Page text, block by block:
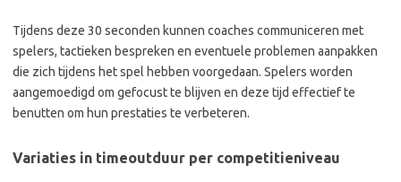
Tijdens deze 30 seconden kunnen coaches communiceren met
spelers, tactieken bespreken en eventuele problemen aanpakken
die zich tijdens het spel hebben voorgedaan. Spelers worden
aangemoedigd om gefocust te blijven en deze tijd effectief te
benutten om hun prestaties te verbeteren.
Variaties in timeoutduur per competitieniveau